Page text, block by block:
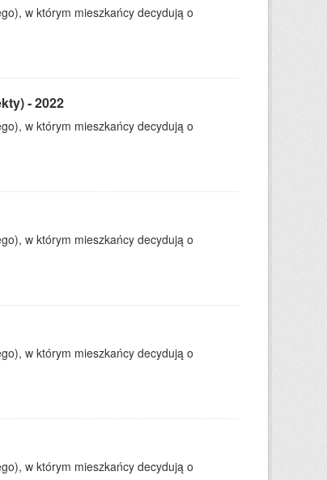
w którym mieszkańcy decydują o
- 2022
w którym mieszkańcy decydują o
w którym mieszkańcy decydują o
w którym mieszkańcy decydują o
w którym mieszkańcy decydują o